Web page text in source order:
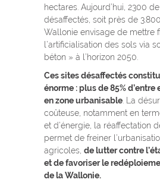
hectares. Aujourd’hui, 2300
désaffectés, soit près de
Wallonie envisage de mettre
l’artificialisation des sols via
béton » à l’horizon 2050.
Ces sites désaffectés
énorme : plus de 85% d’entre
en zone urbanisable . La
coûteuse, notamment en
et d’énergie, la réaffectation
permet de freiner
agricoles, de lutter contre
et de favoriser le
de la Wallonie.